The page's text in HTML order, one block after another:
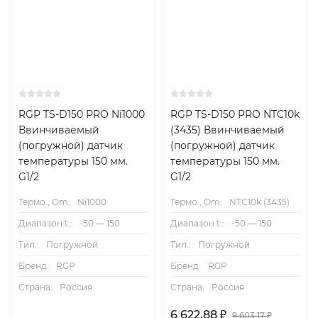
RGP TS-D150 PRO Ni1000
Ввинчиваемый
(погружной) датчик
температуры 150 мм.
G1/2
Термо., Om:
Ni1000
Диапазон t.:
-50 — 150
Тип.:
Погружной
Бренд:
RGP
Страна:
Россия
RGP TS-D150 PRO NTC10k
(3435) Ввинчиваемый
(погружной) датчик
температуры 150 мм.
G1/2
Термо., Om:
NTC10k (3435)
Диапазон t.:
-50 — 150
Тип.:
Погружной
Бренд:
RGP
Страна:
Россия
6 622,88 ₽ 9 603,17₽